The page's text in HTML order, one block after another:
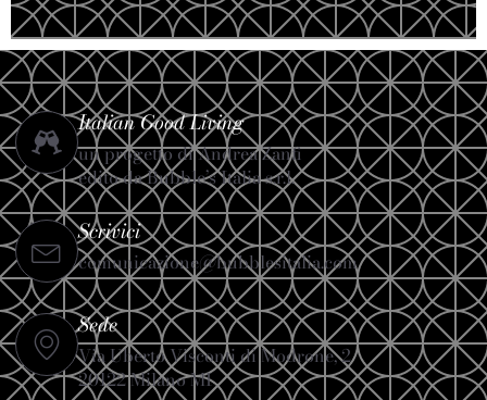
Italian Good Living
un progetto di Andrea Zanfi
edito da Bubble’s Italia s.r.l.
Scrivici
comunicazione@bubblesitalia.com
Sede
Via Uberto Visconti di Modrone, 2
20122 Milano MI